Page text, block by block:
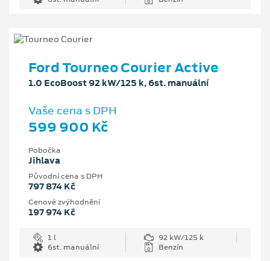
Ford Tourneo Courier Active
1.0 EcoBoost 92 kW/125 k, 6st. manuální
Vaše cena s DPH
599 900 Kč
Pobočka
Jihlava
Původní cena s DPH
797 874 Kč
Cenové zvýhodnění
197 974 Kč
1 l
92 kW/125 k
6st. manuální
Benzín